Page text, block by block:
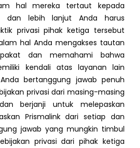
hal mereka tertaut kepada
dan lebih lanjut Anda harus
privasi pihak ketiga tersebut
hal Anda mengakses tautan
dan memahami bahwa
kendali atas layanan lain
bertanggung jawab penuh
privasi dari masing-masing
berjanji untuk melepaskan
Prismalink dari setiap dan
jawab yang mungkin timbul
privasi dari pihak ketiga